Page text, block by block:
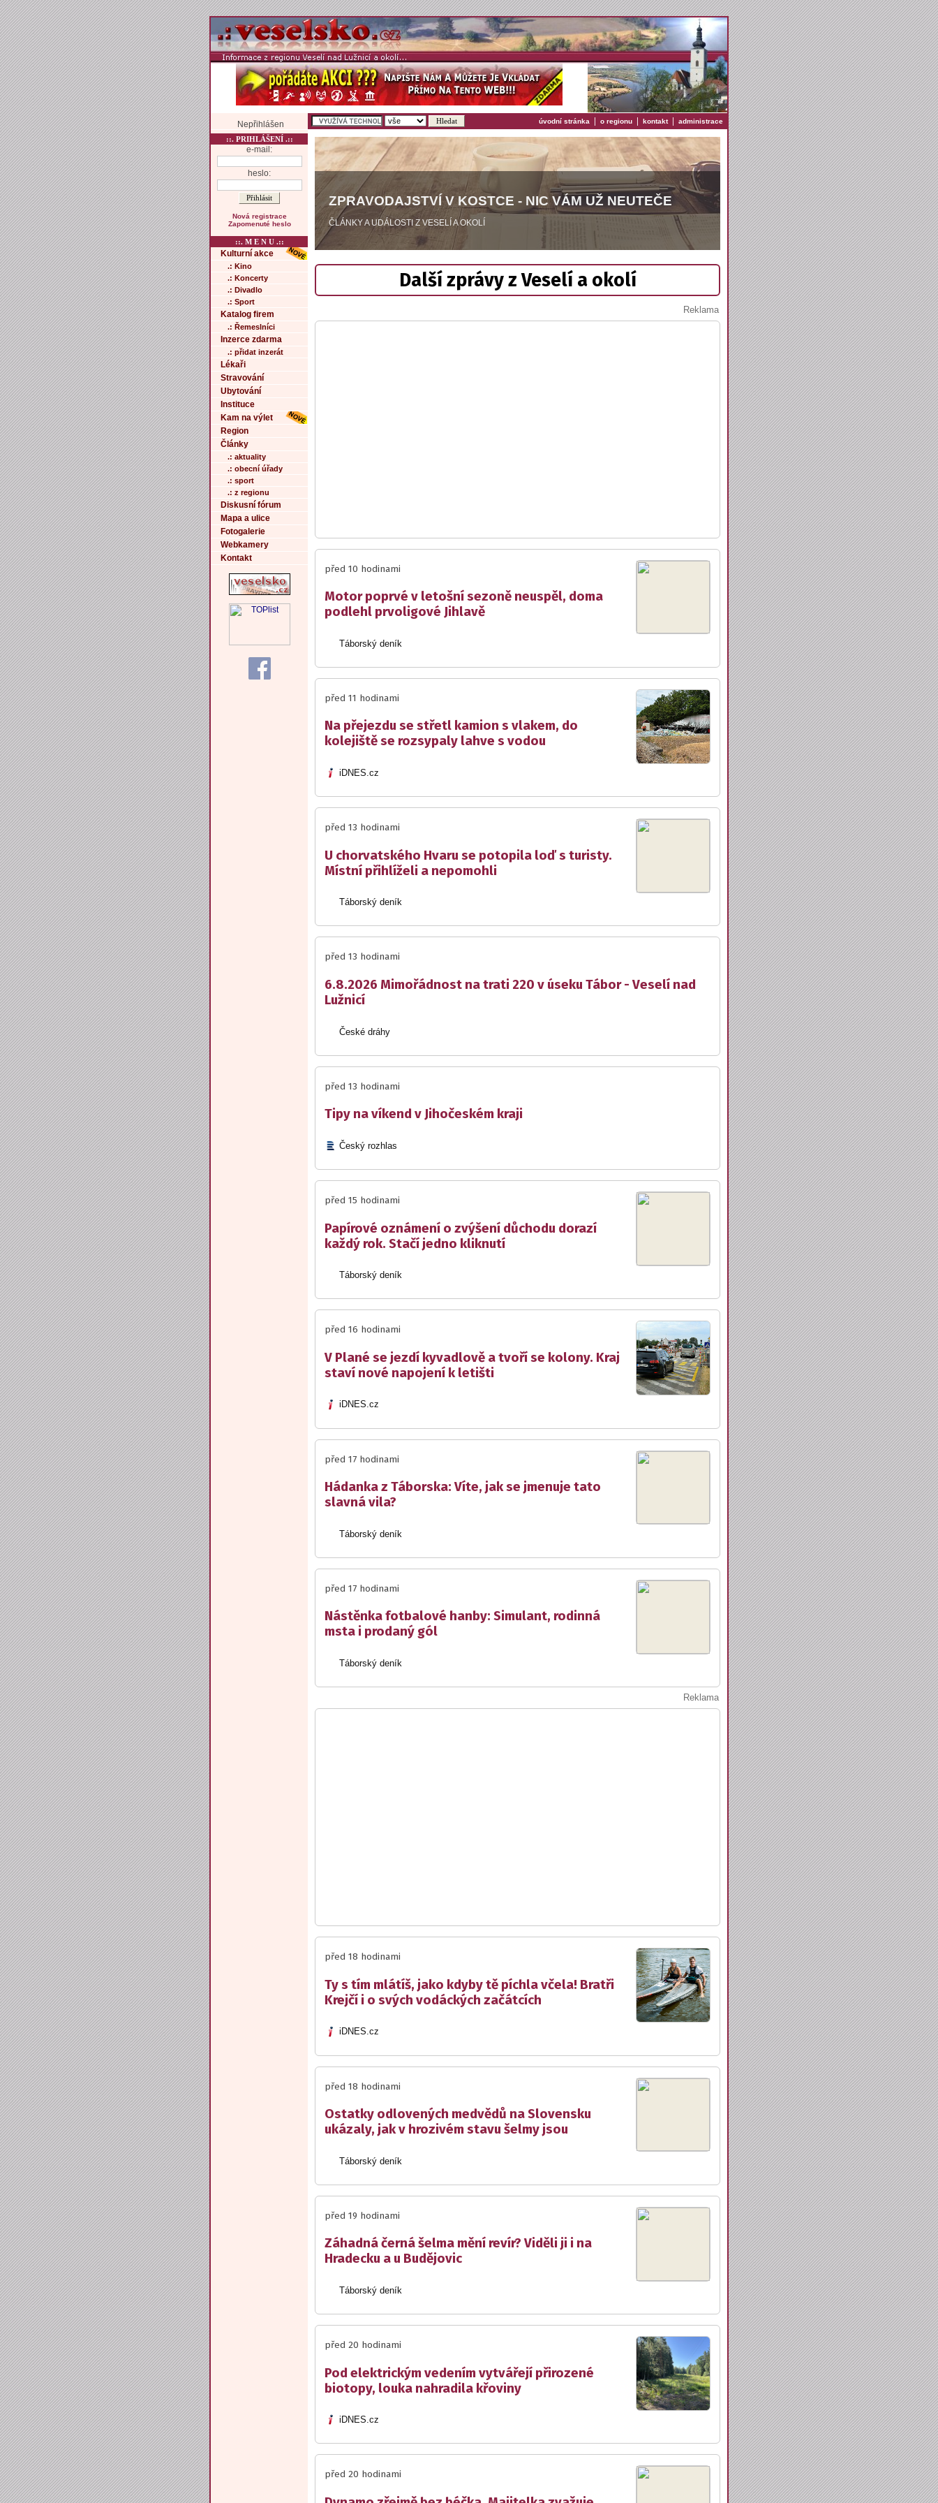
Nepřihlášen úvodní stránka | o regionu | kontakt| administrace
::. PRIHLÁŠENÍ .::
e-mail:
heslo:
Nová registrace
Zapomenuté heslo
::. M E N U .::
Kulturní akce
.: Kino
.: Koncerty
.: Divadlo
.: Sport
Katalog firem
.: Řemeslníci
Inzerce zdarma
.: přidat inzerát
Lékaři
Stravování
Ubytování
Instituce
Kam na výlet
Region
Články
.: aktuality
.: obecní úřady
.: sport
.: z regionu
Diskusní fórum
Mapa a ulice
Fotogalerie
Webkamery
Kontakt
ZPRAVODAJSTVÍ V KOSTCE - NIC VÁM UŽ NEUTEČE
ČLÁNKY A UDÁLOSTI Z VESELÍ A OKOLÍ
Další zprávy z Veselí a okolí
Reklama
před 10 hodinami
Motor poprvé v letošní sezoně neuspěl, doma
podlehl prvoligové Jihlavě
Táborský deník
před 11 hodinami
Na přejezdu se střetl kamion s vlakem, do
kolejiště se rozsypaly lahve s vodou
iDNES.cz
před 13 hodinami
U chorvatského Hvaru se potopila loď s turisty.
Místní přihlíželi a nepomohli
Táborský deník
před 13 hodinami
6.8.2026 Mimořádnost na trati 220 v úseku Tábor - Veselí nad
Lužnicí
České dráhy
před 13 hodinami
Tipy na víkend v Jihočeském kraji
Český rozhlas
před 15 hodinami
Papírové oznámení o zvýšení důchodu dorazí
každý rok. Stačí jedno kliknutí
Táborský deník
před 16 hodinami
V Plané se jezdí kyvadlově a tvoří se kolony. Kraj
staví nové napojení k letišti
iDNES.cz
před 17 hodinami
Hádanka z Táborska: Víte, jak se jmenuje tato
slavná vila?
Táborský deník
před 17 hodinami
Nástěnka fotbalové hanby: Simulant, rodinná
msta i prodaný gól
Táborský deník
Reklama
před 18 hodinami
Ty s tím mlátíš, jako kdyby tě píchla včela! Bratři
Krejčí i o svých vodáckých začátcích
iDNES.cz
před 18 hodinami
Ostatky odlovených medvědů na Slovensku
ukázaly, jak v hrozivém stavu šelmy jsou
Táborský deník
před 19 hodinami
Záhadná černá šelma mění revír? Viděli ji i na
Hradecku a u Budějovic
Táborský deník
před 20 hodinami
Pod elektrickým vedením vytvářejí přirozené
biotopy, louka nahradila křoviny
iDNES.cz
před 20 hodinami